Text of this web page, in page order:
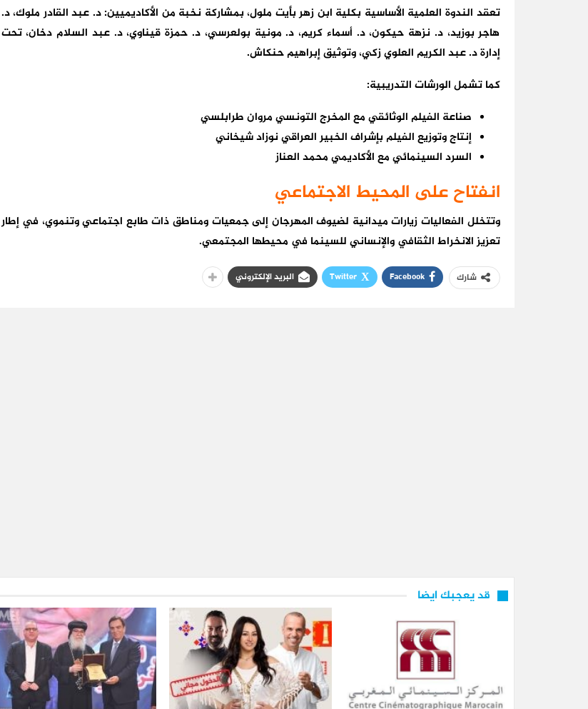
تعقد الندوة العلمية الأساسية بكلية ابن زهر بأيت ملول، بمشاركة نخبة من الأكاديميين: د. عبد القادر ملوك، د.
هاجر بوزيد، د. نزهة حيكون، د. أسماء كريم، د. مونية بولعرسي، د. حمزة قيناوي، د. عبد السلام دخان، تحت
إدارة د. عبد الكريم العلوي زكي، وتوثيق إبراهيم حنكاش.
كما تشمل الورشات التدريبية:
صناعة الفيلم الوثائقي مع المخرج التونسي مروان طرابلسي
إنتاج وتوزيع الفيلم بإشراف الخبير العراقي نوزاد شيخاني
السرد السينمائي مع الأكاديمي محمد العناز
انفتاح على المحيط الاجتماعي
وتتخلل الفعاليات زيارات ميدانية لضيوف المهرجان إلى جمعيات ومناطق ذات طابع اجتماعي وتنموي، في إطار
تعزيز الانخراط الثقافي والإنساني للسينما في محيطها المجتمعي.
شارك Facebook
Twitter البريد الإلكتروني
قد يعجبك ايضا